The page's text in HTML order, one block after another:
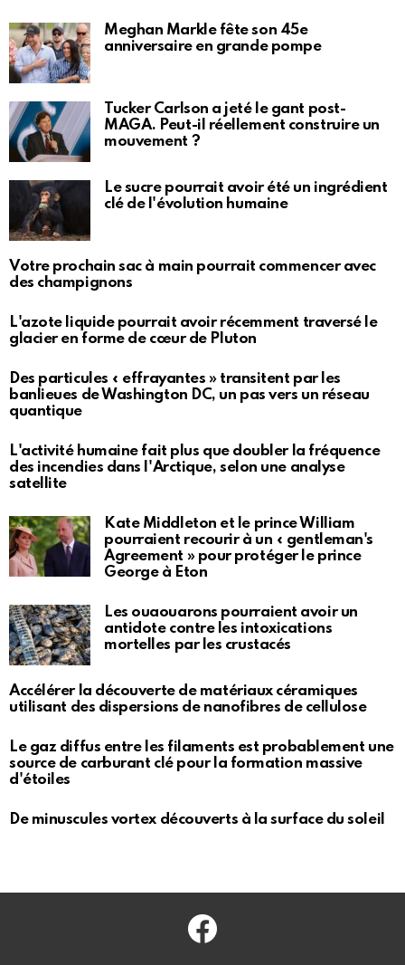
Meghan Markle fête son 45e
anniversaire en grande pompe
Tucker Carlson a jeté le gant post-
MAGA. Peut-il réellement construire un
mouvement ?
Le sucre pourrait avoir été un ingrédient
clé de l'évolution humaine
Votre prochain sac à main pourrait commencer avec
des champignons
L'azote liquide pourrait avoir récemment traversé le
glacier en forme de cœur de Pluton
Des particules « effrayantes » transitent par les
banlieues de Washington DC, un pas vers un réseau
quantique
L'activité humaine fait plus que doubler la fréquence
des incendies dans l'Arctique, selon une analyse
satellite
Kate Middleton et le prince William
pourraient recourir à un « gentleman's
Agreement » pour protéger le prince
George à Eton
Les ouaouarons pourraient avoir un
antidote contre les intoxications
mortelles par les crustacés
Accélérer la découverte de matériaux céramiques
utilisant des dispersions de nanofibres de cellulose
Le gaz diffus entre les filaments est probablement une
source de carburant clé pour la formation massive
d'étoiles
De minuscules vortex découverts à la surface du soleil
Facebook